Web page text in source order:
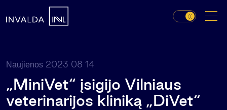
Naujienos 2023 08 14
„MiniVet“ įsigijo Vilniaus
veterinarijos kliniką „DiVet“